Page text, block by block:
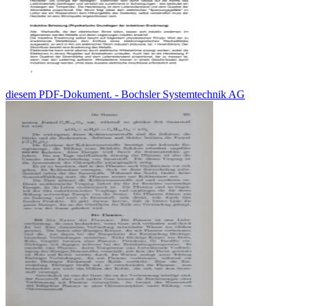
diesem PDF-Dokument. - Bochsler Systemtechnik AG